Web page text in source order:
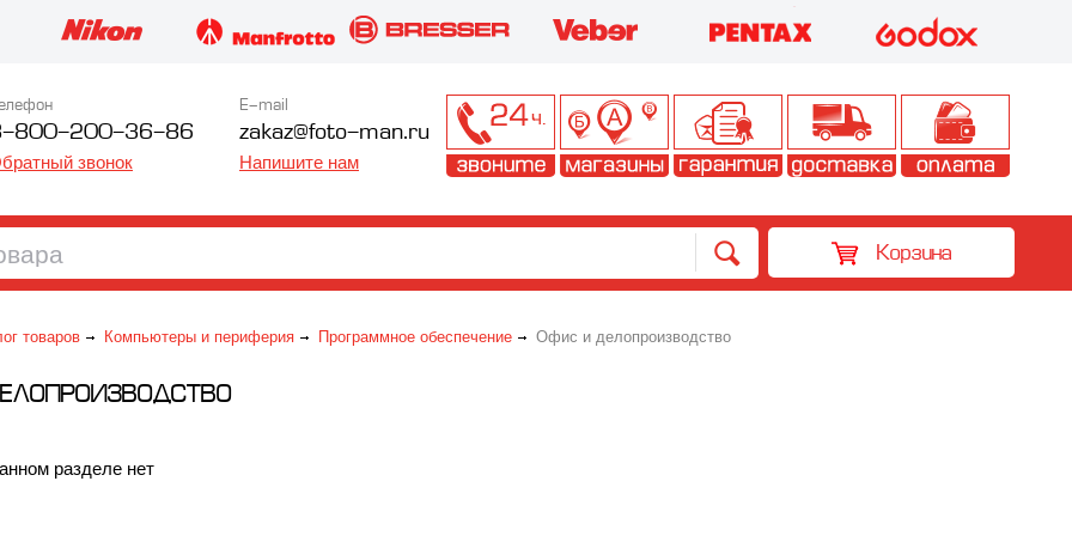
800-200-36-86
звонок
E-mail
zakaz@foto-man.ru
Напишите нам
Корзина
товаров Компьютеры и периферия Программное обеспечение Офис и делопроизводство
разделе нет